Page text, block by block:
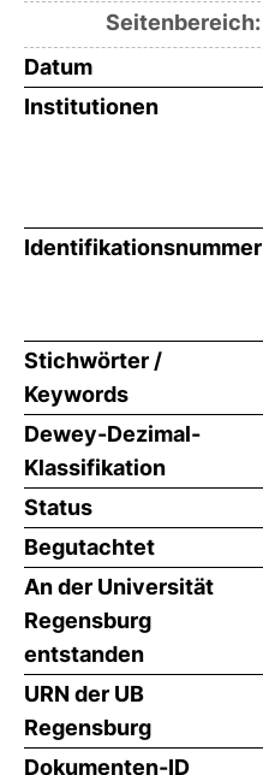
Seitenbereich:
Datum
Institutionen
Identifikationsnummer
Stichwörter /
Keywords
Dewey-Dezimal-
Klassifikation
Status
Begutachtet
An der Universität
Regensburg
entstanden
URN der UB
Regensburg
Dokumenten-ID